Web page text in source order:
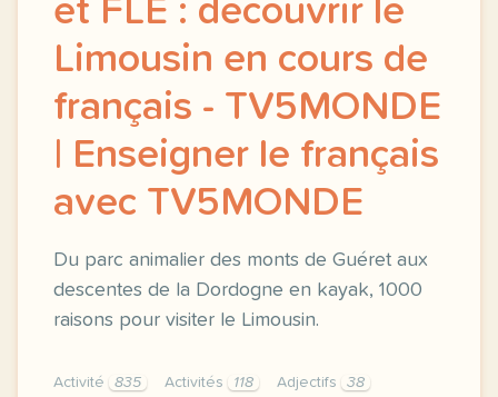
et FLE : découvrir le
Limousin en cours de
français - TV5MONDE
| Enseigner le français
avec TV5MONDE
Du parc animalier des monts de Guéret aux
descentes de la Dordogne en kayak, 1000
raisons pour visiter le Limousin.
Activité 835 Activités 118 Adjectifs
38